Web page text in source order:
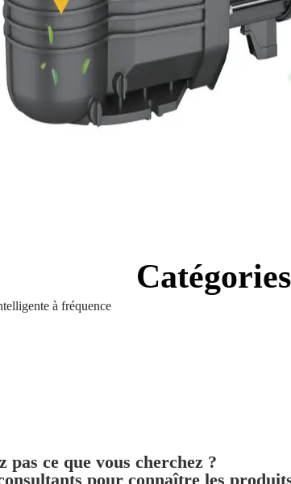
à fréquence
pas ce que vous cherchez ?
pour connaître les